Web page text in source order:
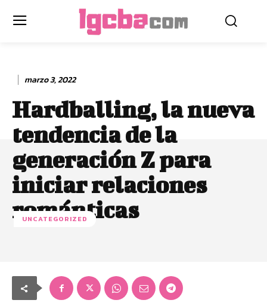
marzo 3, 2022
Hardballing, la nueva
tendencia de la
generación Z para
iniciar relaciones
románticas
UNCATEGORIZED